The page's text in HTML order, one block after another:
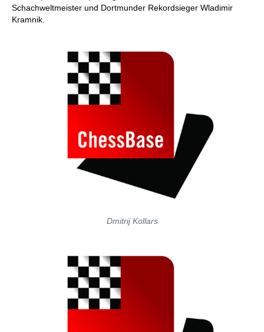
Schachweltmeister und Dortmunder Rekordsieger Wladimir
Kramnik.
Dmitrij Kollars